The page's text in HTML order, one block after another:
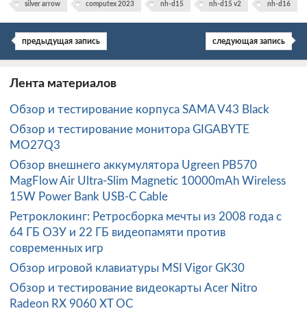
silver arrow computex 2023 nh-d15 nh-d15 v2 nh-d16
предыдущая запись следующая запись
Лента материалов
Обзор и тестирование корпуса SAMA V43 Black
Обзор и тестирование монитора GIGABYTE
MO27Q3
Обзор внешнего аккумулятора Ugreen PB570
MagFlow Air Ultra-Slim Magnetic 10000mAh Wireless
15W Power Bank USB-C Cable
Ретроклокинг: Ретросборка мечты из 2008 года с
64 ГБ ОЗУ и 22 ГБ видеопамяти против
современных игр
Обзор игровой клавиатуры MSI Vigor GK30
Обзор и тестирование видеокарты Acer Nitro
Radeon RX 9060 XT OC